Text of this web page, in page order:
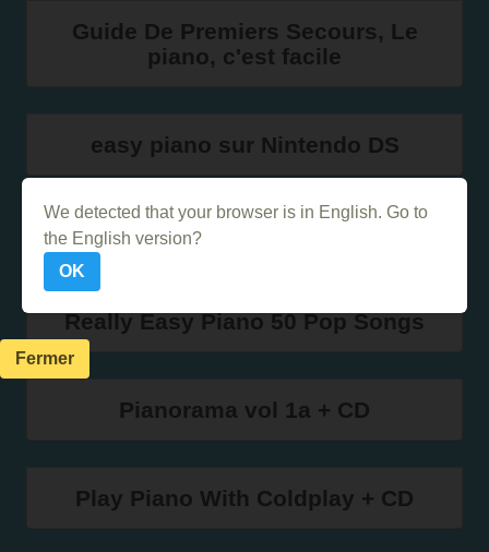
Guide De Premiers Secours, Le
piano, c'est facile
easy piano sur Nintendo DS
Le Piano Pour les Nuls
Really Easy Piano 50 Pop Songs
Pianorama vol 1a + CD
Play Piano With Coldplay + CD
We detected that your browser is in English. Go to
the English version?
OK
Fermer